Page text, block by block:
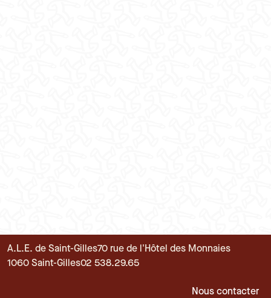
A.L.E. de Saint-Gilles70 rue de l'Hôtel des Monnaies
1060 Saint-Gilles02 538.29.65
Pied de page
Nous contacter